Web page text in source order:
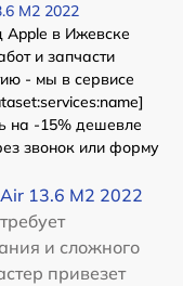
M2 2022
Apple в Ижевске
и запчасти
- мы в сервисе
на -15% дешевле
звонок или форму
13.6 M2 2022
и сложного
привезет